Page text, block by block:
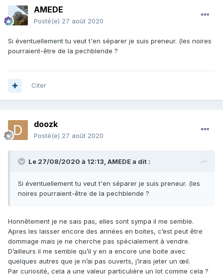
AMEDE
Posté(e) 27 août 2020
Si éventuellement tu veut t'en séparer je suis preneur. (les noires
pourraient-être de la pechblende ?
Citer
doozk
Posté(e) 27 août 2020
Le 27/08/2020 à 12:13, AMEDEa dit :
Si éventuellement tu veut t'en séparer je suis preneur. (les
noires pourraient-être de la pechblende ?
Honnêtement je ne sais pas, elles sont sympa il me semble.
Apres les laisser encore des années en boites, c’est peut être
dommage mais je ne cherche pas spécialement à vendre.
D’ailleurs il me semble qu’il y en a encore une boite avec
quelques autres que je n’ai pas ouverts, j’irais jeter un œil.
Par curiosité, cela a une valeur particulière un lot comme cela ?